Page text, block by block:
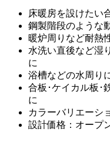
床暖房を設けたい
鋼製階段のような
暖炉周りなど耐熱
水洗い直後など湿
に
浴槽などの水周り
合板･ケイカル板･
に
カラーバリエーシ
設計価格：オープ